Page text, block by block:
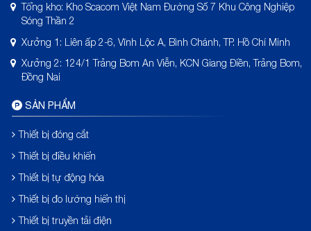
Tổng kho: Kho Scacom Việt Nam Đường Số 7 Khu Công Nghiệp
Sóng Thần 2
Xưởng 1: Liên ấp 2-6, Vĩnh Lộc A, Bình Chánh, TP. Hồ Chí Minh
Xưởng 2: 124/1 Trảng Bom An Viễn, KCN Giang Điền, Trảng Bom,
Đồng Nai
SẢN PHẨM
Thiết bị đóng cắt
Thiết bị điều khiển
Thiết bị tự động hóa
Thiết bị đo lường hiển thị
Thiết bị truyền tải điện